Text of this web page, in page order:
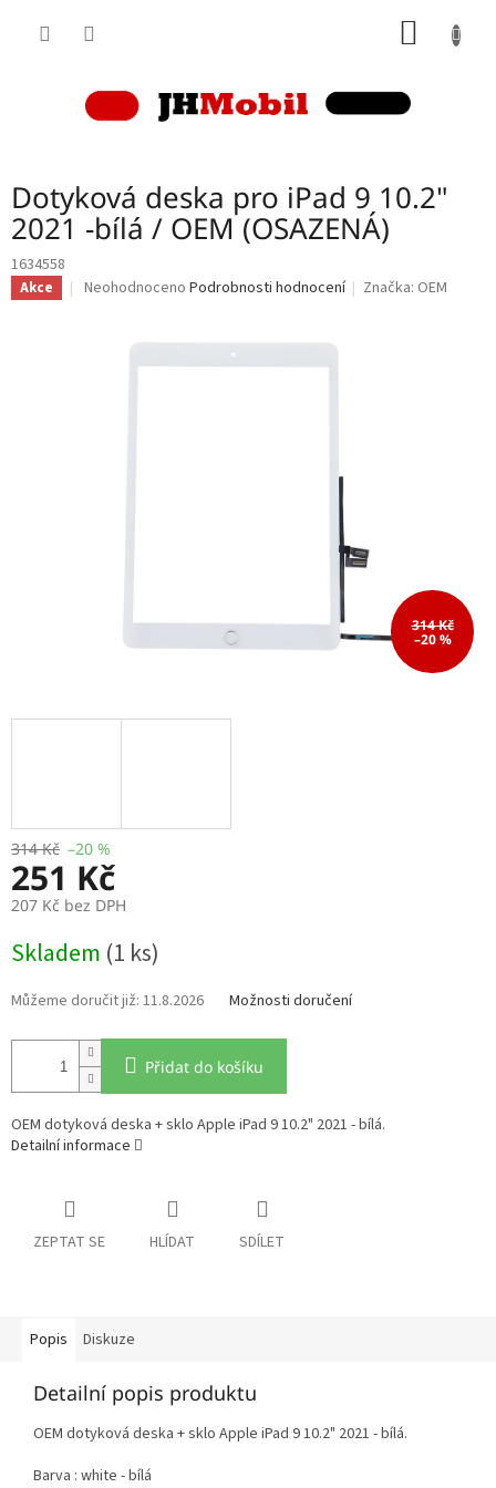
Dotyková deska pro iPad 9 10.2"
2021 -bílá / OEM (OSAZENÁ)
1634558
Akce
Průměrné
Neohodnoceno Podrobnosti hodnocení Značka: OEM
314 Kč
–20 %
314 Kč –20 %
251 Kč
207 Kč bez DPH
cena:
Skladem (1 ks)
11.8.2026 Možnosti doručení
Přidat do košíku
OEM dotyková deska + sklo Apple iPad 9 10.2" 2021 - bílá.
Detailní informace
ZEPTAT SE HLÍDAT SDÍLET
Popis Diskuze
Detailní popis produktu
OEM dotyková deska + sklo Apple iPad 9 10.2" 2021 - bílá.
Barva : white - bílá